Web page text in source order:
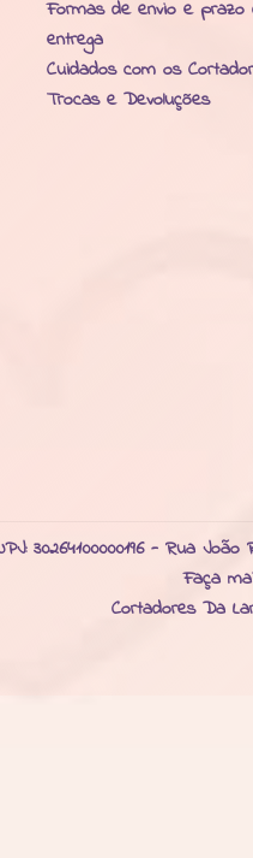
Formas de envio e prazo
entrega
Cuidados com os
Trocas e Devoluções
30264100000196 - Rua
Faça
Cortadores Da